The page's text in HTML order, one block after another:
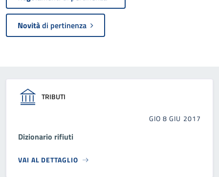
Novitàdi pertinenza
TRIBUTI
GIO 8 GIU 2017
Dizionario rifiuti
VAI AL DETTAGLIO